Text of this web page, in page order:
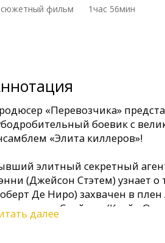
фильм 1час 56мин
«Перевозчика»
боевик с
«Элита киллеров»!
элитный секретный
(Джейсон Стэтем) узнает о
Де Ниро) захвачен в
Спайком (Клайв
своего наставника и
далее